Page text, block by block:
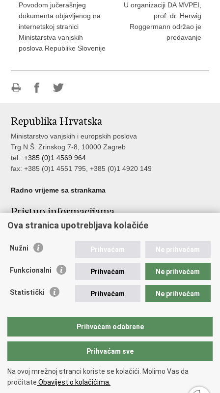
Povodom jučerašnjeg
dokumenta objavljenog na
internetskoj stranici
Ministarstva vanjskih
poslova Republike Slovenije
U organizaciji DA MVPEI,
prof. dr. Herwig
Roggermann održao je
predavanje
Facebooku
Twitteru
Republika Hrvatska
Ministarstvo vanjskih i europskih poslova
Trg N.Š. Zrinskog 7-8, 10000 Zagreb
tel.:+385 (0)1 4569 964
fax: +385 (0)1 4551 795, +385 (0)1 4920 149
Radno vrijeme sa strankama
Pristup informacijama
Pristup informacijama
Nepravilnosti
Javna nabava u MVEP-u
Nadzor rada i unutarnja revizija službe vanjskih poslova
Copyright © 2026 Ministarstvo vanjskih i europskih poslova.
korištenja.Izjava o pristupačnosti.
Ova stranica upotrebljava kolačiće
Nužni Prihvaćam Ne prihvaćam
Funkcionalni Prihvaćam Ne prihvaćam
Statistički Prihvaćam Ne prihvaćam
Prihvaćam odabrane
Prihvaćam sve
Na ovoj mrežnoj stranci koriste se kolačići. Molimo Vas da
pročitate Obavijest o kolačićima.